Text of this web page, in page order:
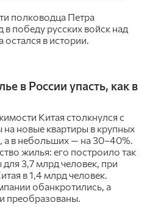
полководца Петра
в победу русских войск над
в истории.
в России упасть, как в
Китая столкнулся с
новые квартиры в крупных
а в небольших — на 30–40%.
жилья: его построило так
3,7 млрд человек, при
в 1,4 млрд человек.
обанкротились, а
преобразованы.